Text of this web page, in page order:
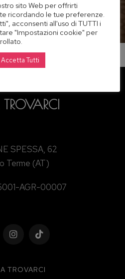
SPESSA, 62
Terme (AT)
AGR-00007
TROVARCI
sito Web per offrirti
ricordando le tue preferenze.
acconsenti all'uso di TUTTI i
"Impostazioni cookie" per
Accetta Tutti